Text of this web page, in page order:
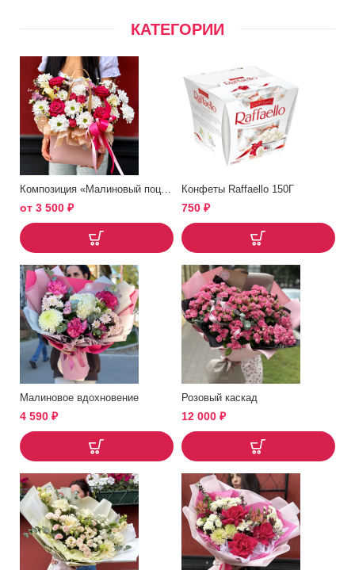
КАТЕГОРИИ
от 3 500 ₽
Конфеты Raffaello 150Г
750 ₽
Малиновое вдохновение
4 590 ₽
Розовый каскад
12 000 ₽